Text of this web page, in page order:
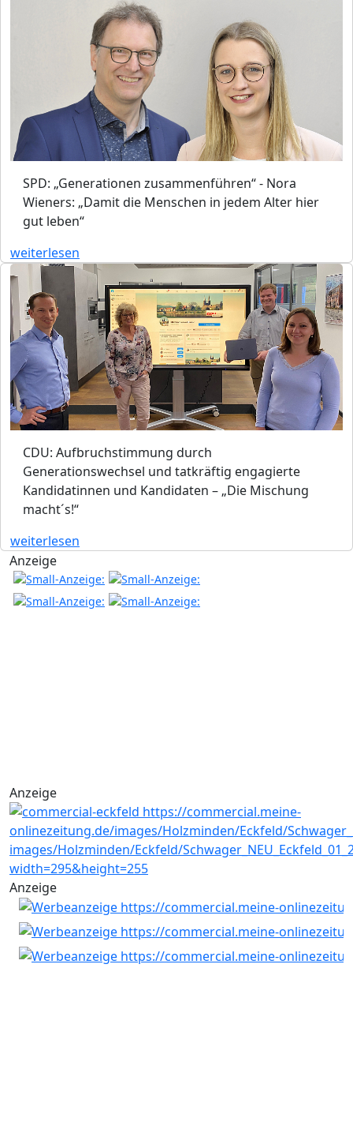
SPD: „Generationen zusammenführen“ - Nora
Wieners: „Damit die Menschen in jedem Alter hier
gut leben“
weiterlesen
CDU: Aufbruchstimmung durch
Generationswechsel und tatkräftig engagierte
Kandidatinnen und Kandidaten – „Die Mischung
macht´s!“
weiterlesen
Anzeige
Anzeige
Anzeige